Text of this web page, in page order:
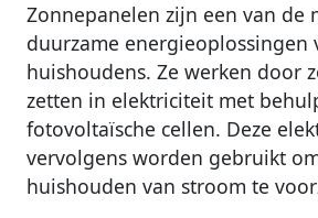
Zonnepanelen zijn een van de
duurzame energieoplossingen
huishoudens. Ze werken door
zetten in elektriciteit met
fotovoltaïsche cellen. Deze
vervolgens worden gebruikt
huishouden van stroom te